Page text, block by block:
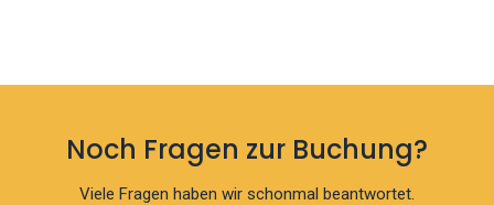
Noch Fragen zur Buchung?
Viele Fragen haben wir schonmal beantwortet.